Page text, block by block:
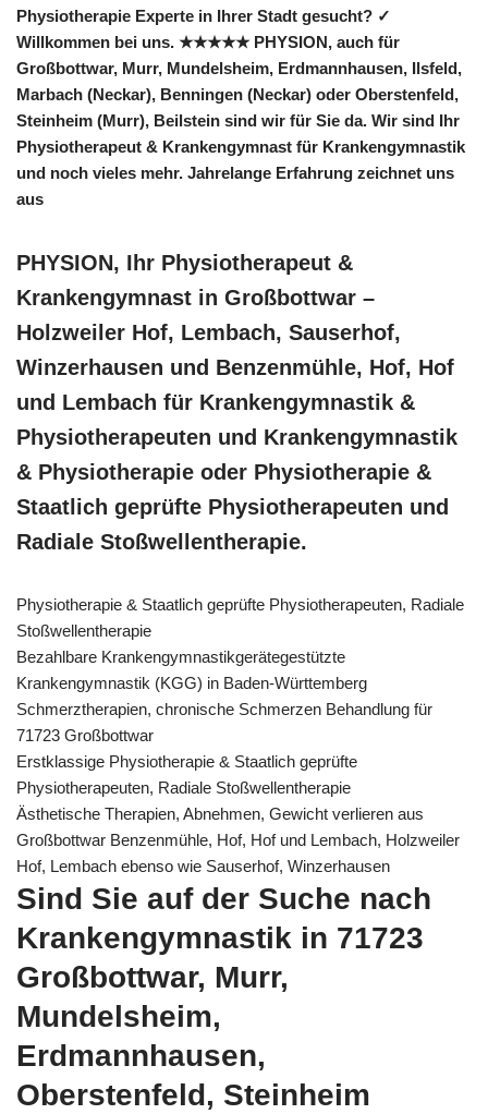
Physiotherapie Experte in Ihrer Stadt gesucht? ✓
Willkommen bei uns. ★★★★★ PHYSION, auch für
Großbottwar, Murr, Mundelsheim, Erdmannhausen, Ilsfeld,
Marbach (Neckar), Benningen (Neckar) oder Oberstenfeld,
Steinheim (Murr), Beilstein sind wir für Sie da. Wir sind Ihr
Physiotherapeut & Krankengymnast für Krankengymnastik
und noch vieles mehr. Jahrelange Erfahrung zeichnet uns
aus
PHYSION, Ihr Physiotherapeut &
Krankengymnast in Großbottwar –
Holzweiler Hof, Lembach, Sauserhof,
Winzerhausen und Benzenmühle, Hof, Hof
und Lembach für Krankengymnastik &
Physiotherapeuten und Krankengymnastik
& Physiotherapie oder Physiotherapie &
Staatlich geprüfte Physiotherapeuten und
Radiale Stoßwellentherapie.
Physiotherapie & Staatlich geprüfte Physiotherapeuten, Radiale
Stoßwellentherapie
Bezahlbare Krankengymnastikgerätegestützte
Krankengymnastik (KGG) in Baden-Württemberg
Schmerztherapien, chronische Schmerzen Behandlung für
71723 Großbottwar
Erstklassige Physiotherapie & Staatlich geprüfte
Physiotherapeuten, Radiale Stoßwellentherapie
Ästhetische Therapien, Abnehmen, Gewicht verlieren aus
Großbottwar Benzenmühle, Hof, Hof und Lembach, Holzweiler
Hof, Lembach ebenso wie Sauserhof, Winzerhausen
Sind Sie auf der Suche nach
Krankengymnastik in 71723
Großbottwar, Murr,
Mundelsheim,
Erdmannhausen,
Oberstenfeld, Steinheim